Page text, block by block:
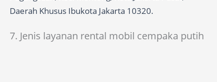
Daerah Khusus Ibukota Jakarta 10320.
7. Jenis layanan rental mobil cempaka putih